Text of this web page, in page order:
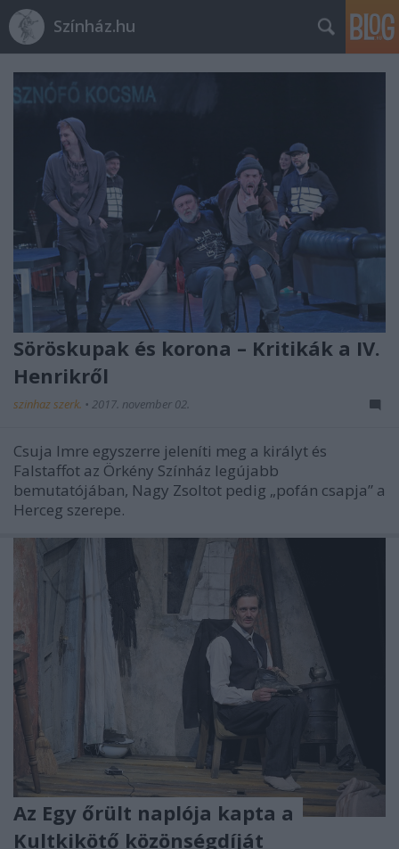
Színház.hu
Söröskupak és korona – Kritikák a IV.
Henrikről
szinhaz szerk. • 2017. november 02.
Csuja Imre egyszerre jeleníti meg a királyt és
Falstaffot az Örkény Színház legújabb
bemutatójában, Nagy Zsoltot pedig „pofán csapja” a
Herceg szerepe.
Az Egy őrült naplója kapta a
Kultkikötő közönségdíját